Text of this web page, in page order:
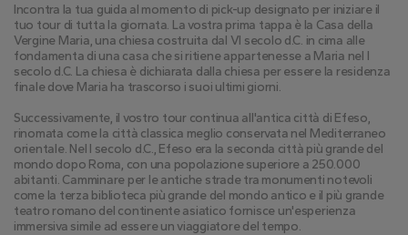
Incontra la tua guida al momento di pick-up designato per iniziare il
tuo tour di tutta la giornata. La vostra prima tappa è la Casa della
Vergine Maria, una chiesa costruita dal VI secolo d.C. in cima alle
fondamenta di una casa che si ritiene appartenesse a Maria nel I
secolo d.C. La chiesa è dichiarata dalla chiesa per essere la residenza
finale dove Maria ha trascorso i suoi ultimi giorni.
Successivamente, il vostro tour continua all'antica città di Efeso,
rinomata come la città classica meglio conservata nel Mediterraneo
orientale. Nel I secolo d.C., Efeso era la seconda città più grande del
mondo dopo Roma, con una popolazione superiore a 250.000
abitanti. Camminare per le antiche strade tra monumenti notevoli
come la terza biblioteca più grande del mondo antico e il più grande
teatro romano del continente asiatico fornisce un'esperienza
immersiva simile ad essere un viaggiatore del tempo.